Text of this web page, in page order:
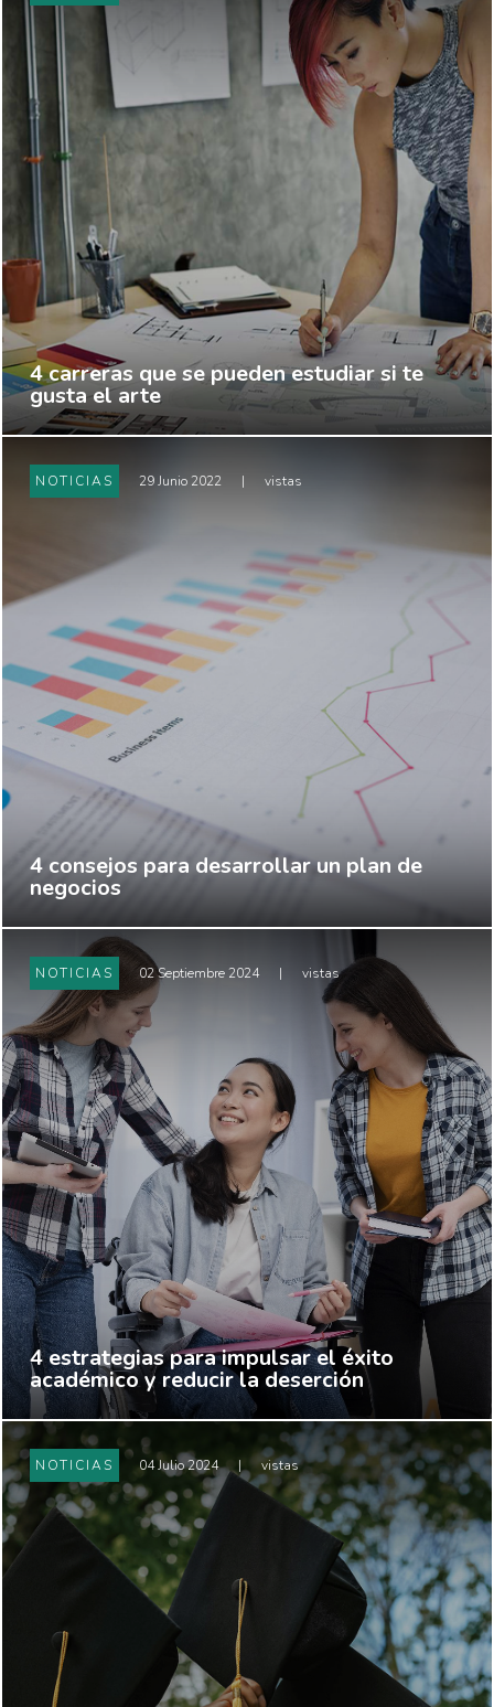
4 carreras que se pueden estudiar si te
gusta el arte
NOTICIAS 29 Junio 2022 | vistas
4 consejos para desarrollar un plan de
negocios
NOTICIAS 02 Septiembre 2024 | vistas
4 estrategias para impulsar el éxito
académico y reducir la deserción
NOTICIAS 04 Julio 2024 | vistas